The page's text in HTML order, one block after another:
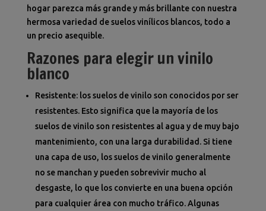
hogar parezca más grande y más brillante con nuestra
hermosa variedad de suelos vinílicos blancos, todo a
un precio asequible.
Razones para elegir un vinilo
blanco
Resistente: los suelos de vinilo son conocidos por ser
resistentes. Esto significa que la mayoría de los
suelos de vinilo son resistentes al agua y de muy bajo
mantenimiento, con una larga durabilidad. Si tiene
una capa de uso, los suelos de vinilo generalmente
no se manchan y pueden sobrevivir mucho al
desgaste, lo que los convierte en una buena opción
para cualquier área con mucho tráfico. Algunas